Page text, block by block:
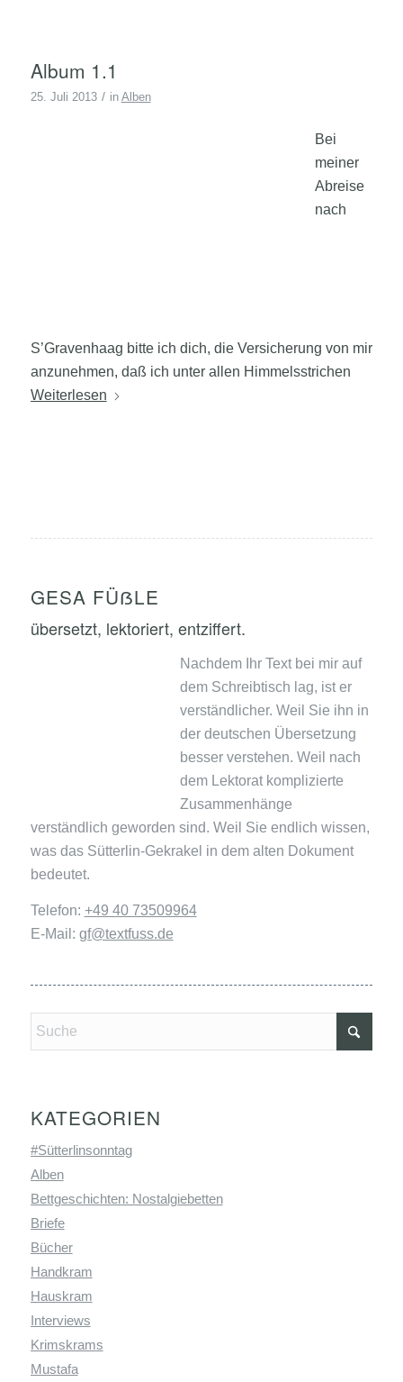
Album 1.1
25. Juli 2013 / in Alben
Bei
meiner
Abreise
nach
S’Gravenhaag bitte ich dich, die Versicherung von mir
anzunehmen, daß ich unter allen Himmelsstrichen
Weiterlesen
GESA FÜẞLE
übersetzt, lektoriert, entziffert.
Nachdem Ihr Text bei mir auf
dem Schreibtisch lag, ist er
verständlicher. Weil Sie ihn in
der deutschen Übersetzung
besser verstehen. Weil nach
dem Lektorat komplizierte
Zusammenhänge
verständlich geworden sind. Weil Sie endlich wissen,
was das Sütterlin-Gekrakel in dem alten Dokument
bedeutet.
Telefon: +49 40 73509964
E-Mail: gf@textfuss.de
KATEGORIEN
#Sütterlinsonntag
Alben
Bettgeschichten: Nostalgiebetten
Briefe
Bücher
Handkram
Hauskram
Interviews
Krimskrams
Mustafa